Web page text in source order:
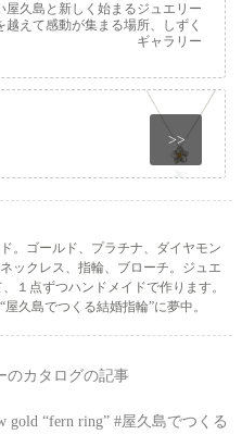
屋久島と新しく始まるジュエリー
えて感動が集まる場所、しずく
ギャラリー
>>
。ゴールド、プラチナ、ダイヤモン
ックレス、指輪、ブローチ。ジュエ
１点ずつハンドメイドで作ります。
久島でつくる結婚指輪”に夢中。
のカタログの記事
gold “fern ring” #屋久島でつくる